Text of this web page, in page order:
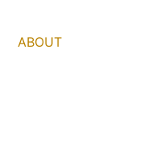
ABOUT